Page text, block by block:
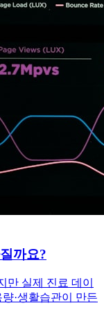
까요?
만 실제 진료 데이
·생활습관이 만든